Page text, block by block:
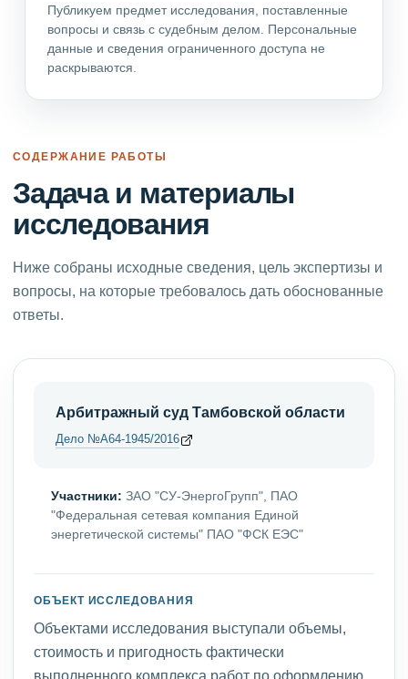
Публикуем предмет исследования, поставленные
вопросы и связь с судебным делом. Персональные
данные и сведения ограниченного доступа не
раскрываются.
СОДЕРЖАНИЕ РАБОТЫ
Задача и материалы
исследования
Ниже собраны исходные сведения, цель экспертизы и
вопросы, на которые требовалось дать обоснованные
ответы.
Арбитражный суд Тамбовской области
Дело №А64-1945/2016
Участники: ЗАО "СУ-ЭнергоГрупп", ПАО
"Федеральная сетевая компания Единой
энергетической системы" ПАО "ФСК ЕЭС"
ОБЪЕКТ ИССЛЕДОВАНИЯ
Объектами исследования выступали объемы,
стоимость и пригодность фактически
выполненного комплекса работ по оформлению